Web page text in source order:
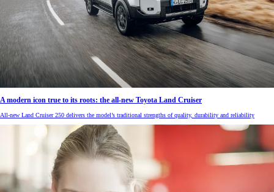
A modern icon true to its roots: the all-new Toyota Land Cruiser
All-new Land Cruiser 250 delivers the model’s traditional strengths of quality, durability and reliability